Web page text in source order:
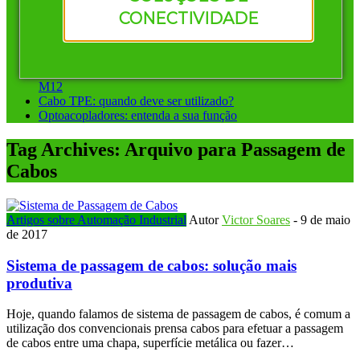
CONECTIVIDADE
Vantagens de investir em conectores pré-montados da
Instalação ponto a ponto ou sistemas de barramento: qual
M12
Cabo TPE: quando deve ser utilizado?
Optoacopladores: entenda a sua função
Tag Archives: Arquivo para Passagem de
Cabos
Artigos sobre Automação Industrial AutorVictor Soares - 9 de maio
de 2017
Sistema de passagem de cabos: solução mais
produtiva
Hoje, quando falamos de sistema de passagem de cabos, é comum a
utilização dos convencionais prensa cabos para efetuar a passagem
de cabos entre uma chapa, superfície metálica ou fazer…